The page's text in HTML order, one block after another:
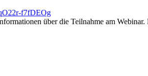
f7fDEOg
über die Teilnahme am